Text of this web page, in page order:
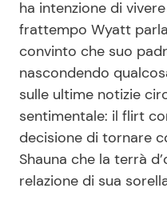
ha intenzione di
frattempo Wyatt
convinto che suo
nascondendo
sulle ultime notizie
sentimentale: il flirt
decisione di tornare
Shauna che la terrà
relazione di sua